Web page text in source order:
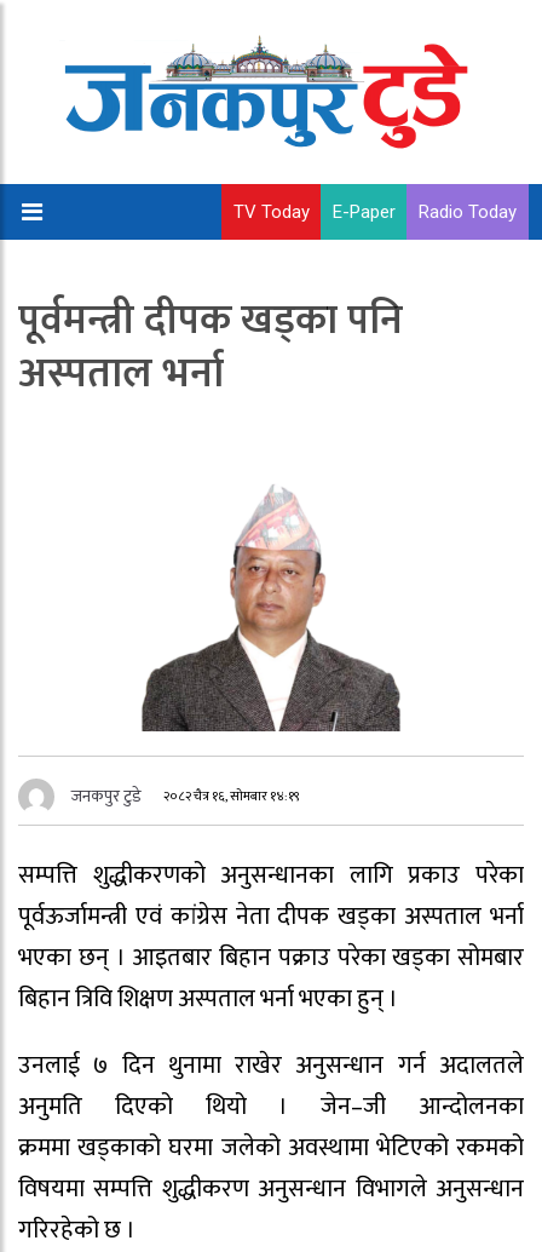
TV Today E-Paper Radio Today
पूर्वमन्त्री दीपक खड्का पनि
अस्पताल भर्ना
जनकपुर टुडे २०८२ चैत्र १६, सोमबार १४:१९
सम्पत्ति शुद्धीकरणको अनुसन्धानका लागि प्रकाउ परेका
पूर्वऊर्जामन्त्री एवं कांग्रेस नेता दीपक खड्का अस्पताल भर्ना
भएका छन् । आइतबार बिहान पक्राउ परेका खड्का सोमबार
बिहान त्रिवि शिक्षण अस्पताल भर्ना भएका हुन् ।
उनलाई ७ दिन थुनामा राखेर अनुसन्धान गर्न अदालतले
अनुमति दिएको थियो । जेन–जी आन्दोलनका
क्रममा खड्काको घरमा जलेको अवस्थामा भेटिएको रकमको
विषयमा सम्पत्ति शुद्धीकरण अनुसन्धान विभागले अनुसन्धान
गरिरहेको छ ।